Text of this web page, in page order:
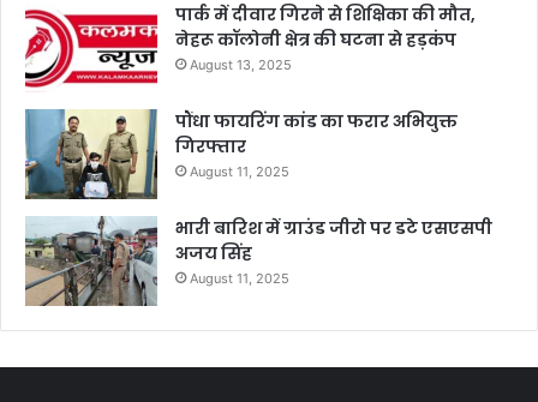
पार्क में दीवार गिरने से शिक्षिका की मौत,
नेहरू कॉलोनी क्षेत्र की घटना से हड़कंप
August 13, 2025
पौंधा फायरिंग कांड का फरार अभियुक्त
गिरफ्तार
August 11, 2025
भारी बारिश में ग्राउंड जीरो पर डटे एसएसपी
अजय सिंह
August 11, 2025